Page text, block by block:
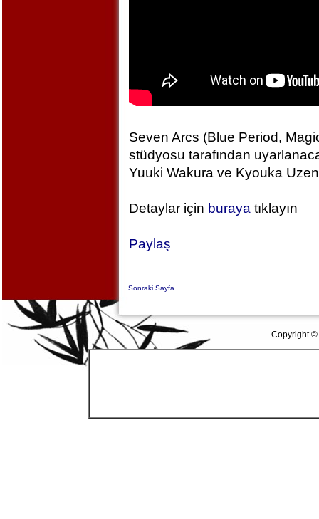
Seven Arcs (Blue Period,
stüdyosu tarafından
Yuuki Wakura ve Kyouka
Detaylar için buraya tıklayın
Paylaş
Sonraki Sayfa
Copyright ©